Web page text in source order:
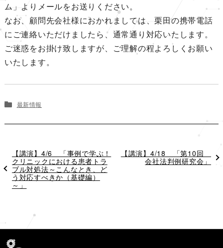
ム」よりメールをお送りください。
なお、顧問先会社様におかれましては、栗田の携帯電話
にご連絡いただけましたら、通常通り対応いたします。
ご迷惑をお掛け致しますが、ご理解の程よろしくお願い
いたします。
最新情報
過
去
の
投
稿
【講演】4/6 「事例で学ぶ！
クリニックにおける患者トラ
ブル対処法～こんなとき、ど
う対応すべきか（基礎編）
～」
次【講演】4/18 「第10回
会社法判例研究会」